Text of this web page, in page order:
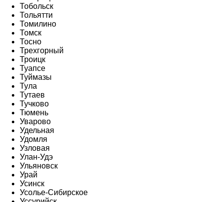
Тобольск
Тольятти
Томилино
Томск
Тосно
Трехгорный
Троицк
Туапсе
Туймазы
Тула
Тутаев
Тучково
Тюмень
Уварово
Удельная
Удомля
Узловая
Улан-Удэ
Ульяновск
Урай
Усинск
Усолье-Сибирское